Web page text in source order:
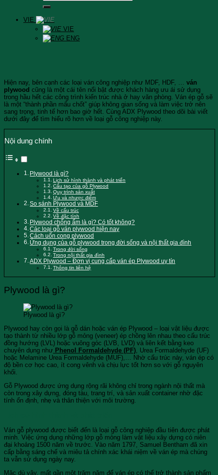
VIE
VIE
ENG
Hiện nay, bên cạnh các loại ván công nghiệp như MDF, HDF, … ván
plywood cũng là một cái tên nổi bật được khách hàng ưu ái sử dụng
trong hầu hết các công trình kiến trúc nhà ở hay văn phòng. Ván ép gỗ sẽ
là một “thành phần mấu chốt” giúp không gian sống và làm việc trở nên
sang trọng, tinh tế hơn bao giờ hết. Cùng ADX Plywood theo dõi bài viết
dưới đây để tìm hiểu rõ hơn về loại gỗ công nghiệp này.
Nội dung chính
Plywood là gì?
Lịch sử hình thành và phát triển
Cấu tạo của gỗ Plywood
Quy trình sản xuất
Ưu và nhược điểm
So sánh Plywood và MDF
Về cấu trúc
Về đặc tính
Plywood chống ẩm là gì? Có tốt không?
Các loại gỗ ván plywood hiện nay
Cách uốn cong plywood
Ứng dụng của gỗ plywood trong đời sống và nội thất gia đình
Trong đời sống
Trong nội thất gia đình
ADX Plywood – Đơn vị cung cấp ván ép Plywood uy tín
Thông tin liên hệ
Plywood là gì?
Plywood là gì?
Plywood hay còn gọi là gỗ dán hoặc ván ép Plywood – loại vật liệu được
tạo thành từ nhiều lớp gỗ mỏng (veneer) ép chồng lên nhau theo cấu trúc
đồng hướng (LVL) hoặc vuông góc (LVB, LVD) và liên kết bằng keo
chuyên dụng như Phenol Formaldehyde (PF) , Urea Formaldehyde (UF)
hoặc Melamine Urea Formaldehyde (MUF),… Nhờ cấu trúc này, ván ép có
độ bền cơ học cao, ít cong vênh và chịu lực tốt hơn so với gỗ nguyên
khối.
Gỗ Plywood được ứng dụng rộng rãi không chỉ trong ngành nội thất mà
còn trong xây dựng, đóng tàu, trang trí, và sản xuất container nhờ đặc
tính ổn định, nhẹ và thân thiện với môi trường.
Ván gỗ plywood được biết đến là loại gỗ công nghiệp đầu tiên được phát
minh. Việc ứng dụng những lớp gỗ mỏng làm vật liệu xây dựng có niên
đại khoảng 1500 năm về trước. Vào năm 1797, Samuel Bentham đã xin
cấp bằng sáng chế và miêu tả chính xác khái niệm về ván ép mà chúng
ta vẫn sử dụng ngày nay.
Mặc dù vậy, mất gần một trăm năm để ván ép có thể trở thành sản phẩm